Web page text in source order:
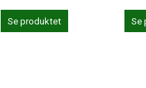
Se produktet Se